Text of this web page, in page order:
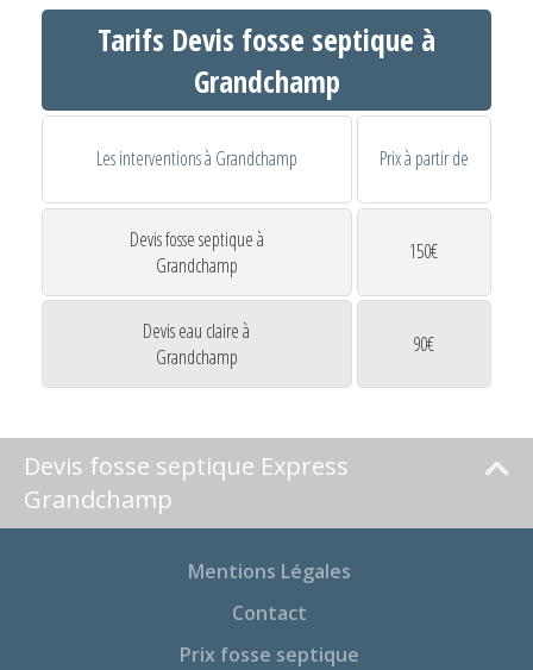
Tarifs Devis fosse septique à
Grandchamp
Les interventions à Grandchamp Prix à partir de
Devis fosse septique à
Grandchamp
150€
Devis eau claire à
Grandchamp
90€
Devis fosse septique Express
Grandchamp
Mentions Légales
Contact
Prix fosse septique